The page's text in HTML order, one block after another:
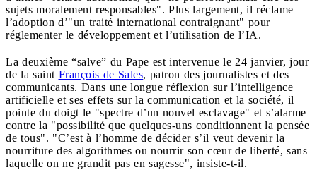
sujets moralement responsables". Plus largement, il réclame
l’adoption d’"un traité international contraignant" pour
réglementer le développement et l’utilisation de l’IA.
La deuxième “salve” du Pape est intervenue le 24 janvier, jour
de la saint François de Sales, patron des journalistes et des
communicants. Dans une longue réflexion sur l’intelligence
artificielle et ses effets sur la communication et la société, il
pointe du doigt le "spectre d’un nouvel esclavage" et s’alarme
contre la "possibilité que quelques-uns conditionnent la pensée
de tous". "C’est à l’homme de décider s’il veut devenir la
nourriture des algorithmes ou nourrir son cœur de liberté, sans
laquelle on ne grandit pas en sagesse", insiste-t-il.